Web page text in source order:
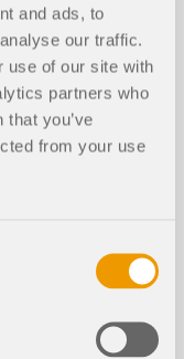
and ads, to
our traffic.
use of our site with
partners who
you’ve
from your use
fu
6
NOWY